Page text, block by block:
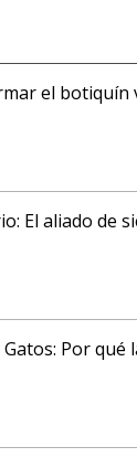
el
El aliado de
Por